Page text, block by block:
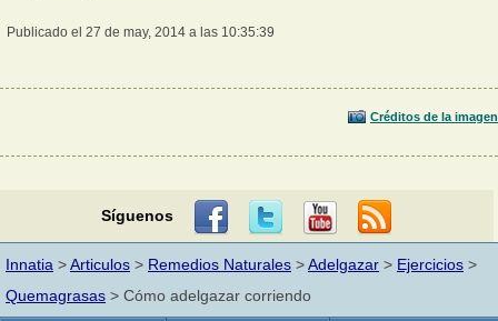
Publicado el 27 de may, 2014 a las 10:35:39
Créditos de la imagen
Síguenos
Innatia >Articulos > Remedios Naturales >Adelgazar > Ejercicios >
Quemagrasas > Cómo adelgazar corriendo